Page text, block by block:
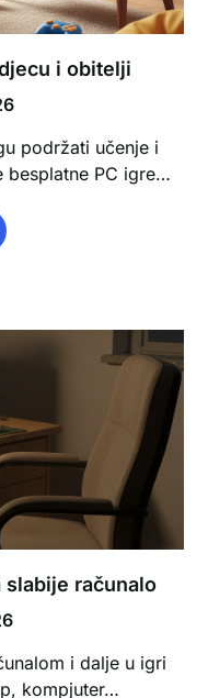
i obitelji
podržati učenje i
besplatne PC igre…
slabije računalo
i dalje u igri
kompjuter…